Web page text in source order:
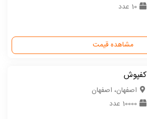
10 عدد
مشاهده قیمت
کفپوش
اصفهان، اصفهان
10000 عدد